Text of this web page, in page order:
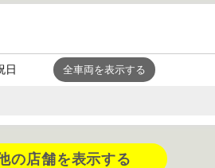
日 全車両を表示する
の店舗を表示する